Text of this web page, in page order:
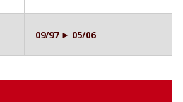
09/97 ► 05/06